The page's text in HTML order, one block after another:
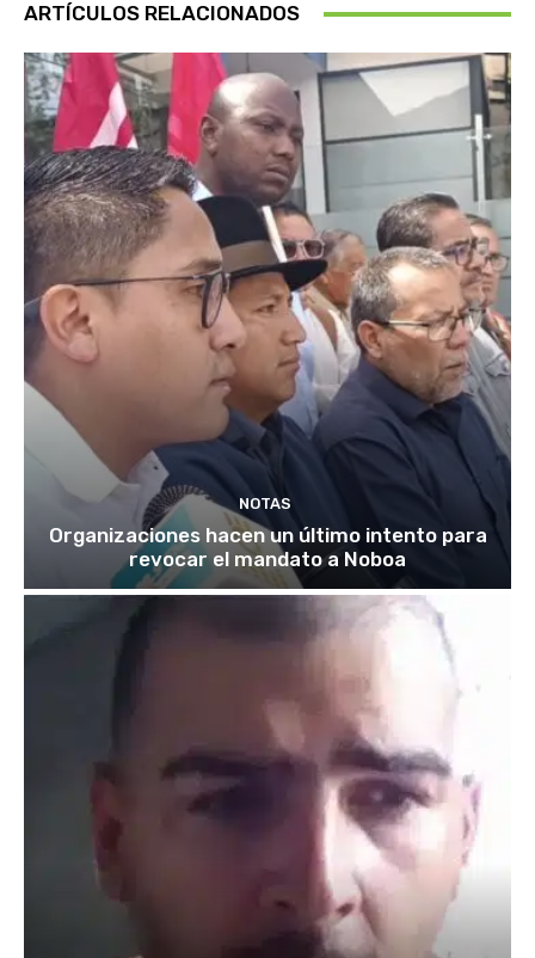
ARTÍCULOS RELACIONADOS
NOTAS
Organizaciones hacen un último intento para
revocar el mandato a Noboa